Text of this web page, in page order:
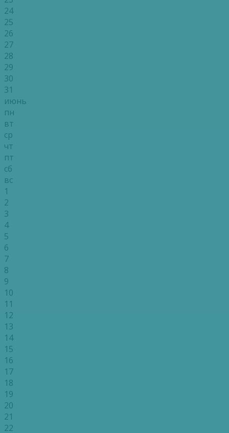
24
25
26
27
28
29
30
31
июнь
пн
вт
ср
чт
пт
сб
вс
1
2
3
4
5
6
7
8
9
10
11
12
13
14
15
16
17
18
19
20
21
22